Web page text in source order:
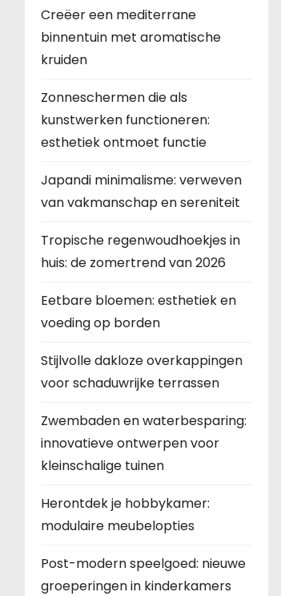
Creëer een mediterrane
binnentuin met aromatische
kruiden
Zonneschermen die als
kunstwerken functioneren:
esthetiek ontmoet functie
Japandi minimalisme: verweven
van vakmanschap en sereniteit
Tropische regenwoudhoekjes in
huis: de zomertrend van 2026
Eetbare bloemen: esthetiek en
voeding op borden
Stijlvolle dakloze overkappingen
voor schaduwrijke terrassen
Zwembaden en waterbesparing:
innovatieve ontwerpen voor
kleinschalige tuinen
Herontdek je hobbykamer:
modulaire meubelopties
Post-modern speelgoed: nieuwe
groeperingen in kinderkamers